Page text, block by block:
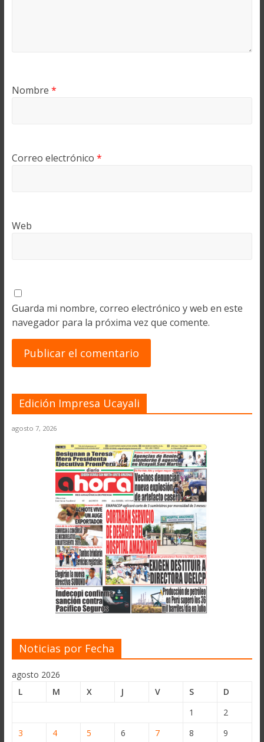
Nombre *
Correo electrónico *
Web
Guarda mi nombre, correo electrónico y web en este
navegador para la próxima vez que comente.
Edición Impresa Ucayali
agosto 7, 2026
Noticias por Fecha
agosto 2026
L
M X J V S
D
1
2
3
4 5 6 7 8
9